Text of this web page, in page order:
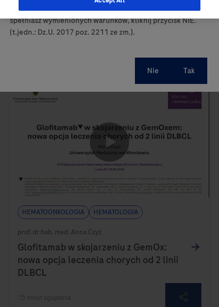
prowadzących obrót produktami leczniczymi. Jeśli nie
spełniasz wymienionych warunków, kliknij przycisk NIE.
(t.jedn.: Dz.U. 2017 poz. 2211 ze zm.).
7-10 maja 2026
0:00 / 15:33
Hematoonkologia Hematologia